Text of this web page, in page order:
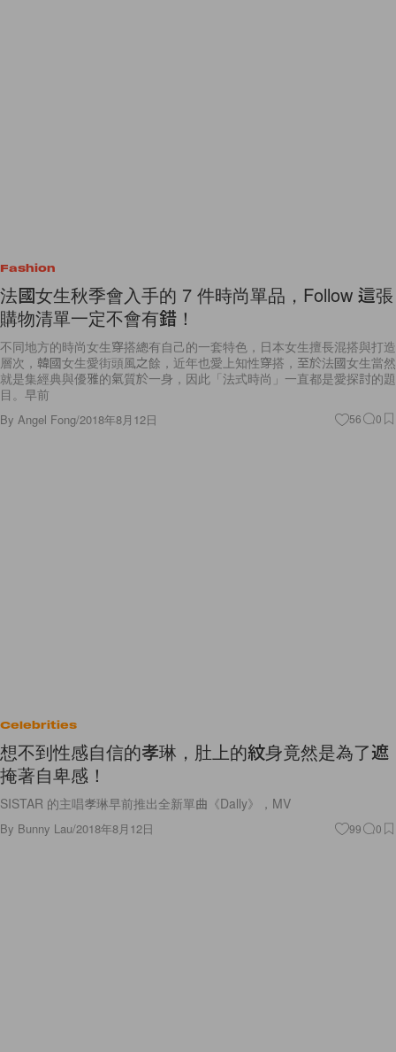
Fashion
法國女生秋季會入手的 7 件時尚單品，Follow 這張
購物清單一定不會有錯！
不同地方的時尚女生穿搭總有自己的一套特色，日本女生擅長混搭與打造
層次，韓國女生愛街頭風之餘，近年也愛上知性穿搭，至於法國女生當然
就是集經典與優雅的氣質於一身，因此「法式時尚」一直都是愛探討的題
目。早前
By Angel Fong/2018年8月12日 56 0
Celebrities
想不到性感自信的孝琳，肚上的紋身竟然是為了遮
掩著自卑感！
SISTAR 的主唱孝琳早前推出全新單曲《Dally》，MV
By Bunny Lau/2018年8月12日 99 0